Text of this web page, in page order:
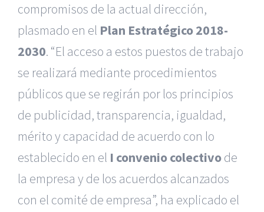
compromisos de la actual dirección,
plasmado en el Plan Estratégico 2018-
2030. “El acceso a estos puestos de trabajo
se realizará mediante procedimientos
públicos que se regirán por los principios
de publicidad, transparencia, igualdad,
mérito y capacidad de acuerdo con lo
establecido en el I convenio colectivode
la empresa y de los acuerdos alcanzados
con el comité de empresa”, ha explicado el